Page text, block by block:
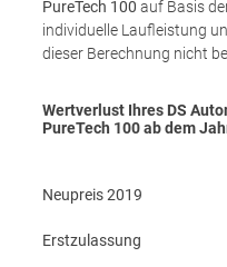
PureTech 100 auf Basis
individuelle Laufleistung
dieser Berechnung nicht
Wertverlust Ihres DS
PureTech 100 ab dem
Neupreis2019
Erstzulassung